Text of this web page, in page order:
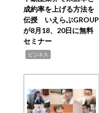
成約率を上げる方法を
伝授 いえらぶGROUP
が8月18、20日に無料
セミナー
ビジネス